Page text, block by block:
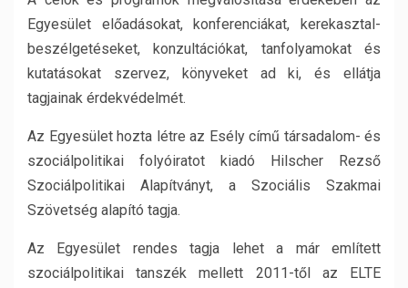
Egyesület előadásokat, konferenciákat, kerekasztal-
beszélgetéseket, konzultációkat, tanfolyamokat és
kutatásokat szervez, könyveket ad ki, és ellátja
tagjainak érdekvédelmét.
Az Egyesület hozta létre az Esély című társadalom- és
szociálpolitikai folyóiratot kiadó Hilscher Rezső
Szociálpolitikai Alapítványt, a Szociális Szakmai
Szövetség alapító tagja.
Az Egyesület rendes tagja lehet a már említett
szociálpolitikai tanszék mellett 2011-től az ELTE